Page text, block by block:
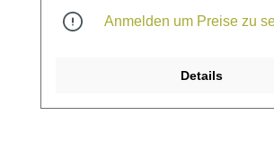
Anmelden um Preise zu
Details